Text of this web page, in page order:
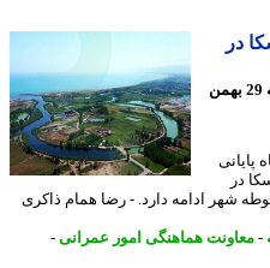
در
پیش - چهارشنبه 29 بهمن
در
ادامه دارد. - رضا همام ذاکری
هماهنگی امور عمرانی-